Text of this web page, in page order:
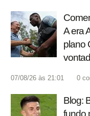
A era
plano
07/08/26 às 21:01 0
Blog: